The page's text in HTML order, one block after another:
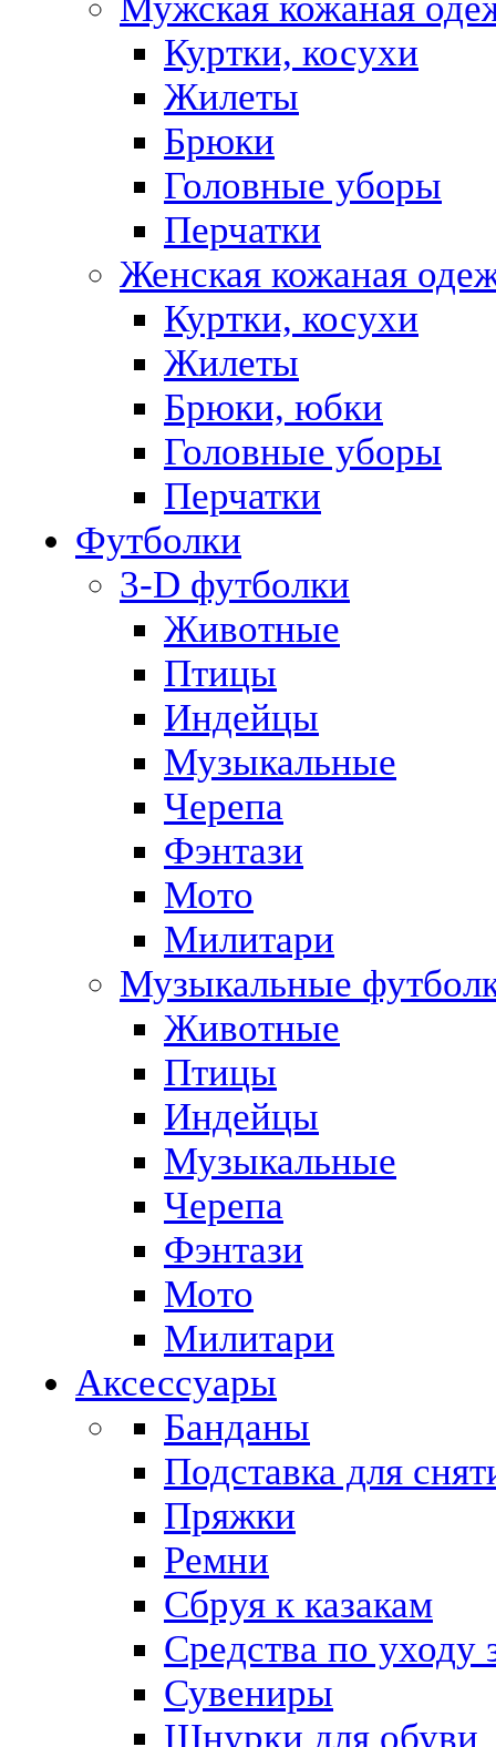
Куртки, косухи
Жилеты
Брюки
Головные уборы
Перчатки
Женская кожаная
Куртки, косухи
Жилеты
Брюки, юбки
Головные уборы
Перчатки
Футболки
3-D футболки
Животные
Птицы
Индейцы
Музыкальные
Черепа
Фэнтази
Мото
Милитари
Музыкальные
Животные
Птицы
Индейцы
Музыкальные
Черепа
Фэнтази
Мото
Милитари
Аксессуары
Банданы
Подставка для
Пряжки
Ремни
Сбруя к казакам
Средства по уходу
Сувениры
Шнурки для обуви